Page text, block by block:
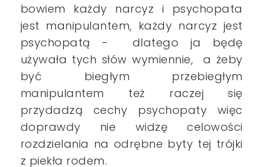
bowiem każdy narcyz i psychopata
jest manipulantem, każdy narcyz jest
psychopatą - dlatego ja będę
używała tych słów wymiennie, a żeby
być biegłym przebiegłym
manipulantem też raczej się
przydadzą cechy psychopaty więc
doprawdy nie widzę celowości
rozdzielania na odrębne byty tej trójki
z piekła rodem.